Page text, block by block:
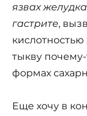
язвах
гастрите,
тыкву
формах
Еще хочу в